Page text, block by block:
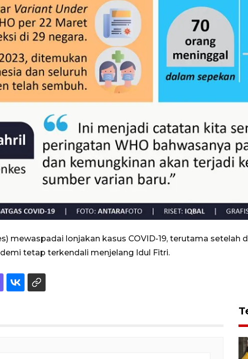
mewaspadai lonjakan kasus COVID-19, terutama setelah
tetap terkendali menjelang Idul Fitri.